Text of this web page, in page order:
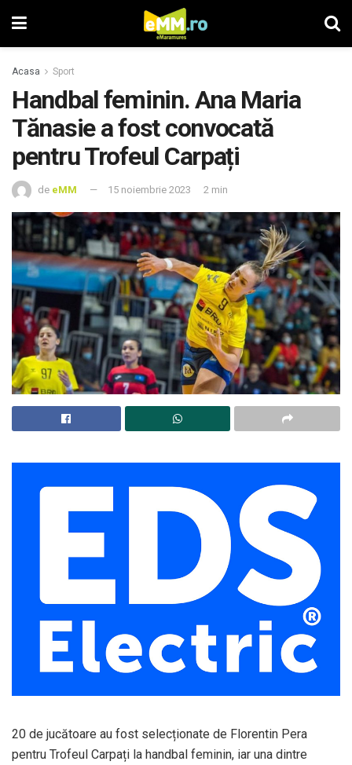
Acasa Sport
Handbal feminin. Ana Maria
Tănasie a fost convocată
pentru Trofeul Carpați
de eMM 15 noiembrie 2023 2 min
20 de jucătoare au fost selecționate de Florentin Pera
pentru Trofeul Carpați la handbal feminin, iar una dintre